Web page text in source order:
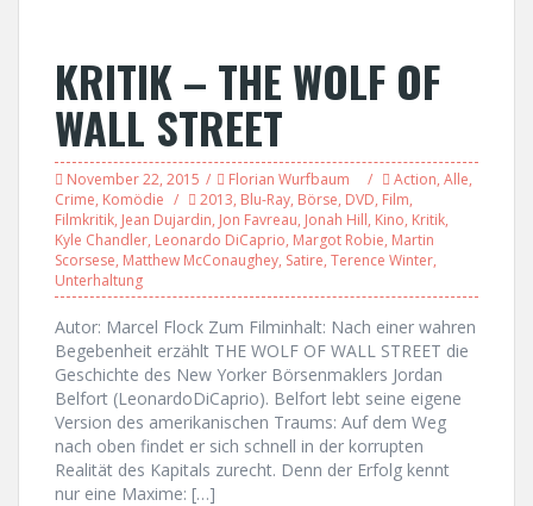
KRITIK – THE WOLF OF
WALL STREET
November 22, 2015 Florian Wurfbaum Action, Alle,
Crime, Komödie 2013, Blu-Ray, Börse, DVD, Film,
Filmkritik, Jean Dujardin, Jon Favreau, Jonah Hill, Kino, Kritik,
Kyle Chandler, Leonardo DiCaprio, Margot Robie, Martin
Scorsese, Matthew McConaughey, Satire, Terence Winter,
Unterhaltung
Autor: Marcel Flock Zum Filminhalt: Nach einer wahren
Begebenheit erzählt THE WOLF OF WALL STREET die
Geschichte des New Yorker Börsenmaklers Jordan
Belfort (LeonardoDiCaprio). Belfort lebt seine eigene
Version des amerikanischen Traums: Auf dem Weg
nach oben findet er sich schnell in der korrupten
Realität des Kapitals zurecht. Denn der Erfolg kennt
nur eine Maxime: […]